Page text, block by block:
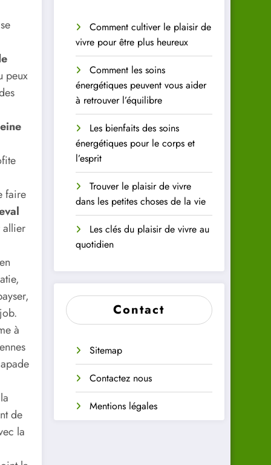
peux
faire
allier
à
de
la
Comment cultiver le plaisir de
vivre pour être plus heureux
Comment les soins
énergétiques peuvent vous aider
à retrouver l’équilibre
Les bienfaits des soins
énergétiques pour le corps et
l’esprit
Trouver le plaisir de vivre
dans les petites choses de la vie
Les clés du plaisir de vivre au
quotidien
Contact
Sitemap
Contactez nous
Mentions légales